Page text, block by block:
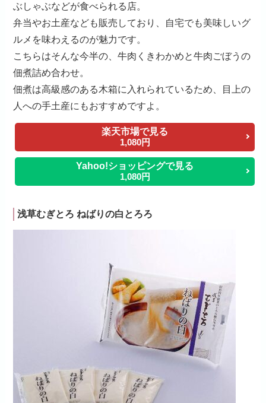
ぶしゃぶなどが食べられる店。
弁当やお土産なども販売しており、自宅でも美味しいグ
ルメを味わえるのが魅力です。
こちらはそんな今半の、牛肉くきわかめと牛肉ごぼうの
佃煮詰め合わせ。
佃煮は高級感のある木箱に入れられているため、目上の
人への手土産にもおすすめですよ。
楽天市場で見る
1,080円
Yahoo!ショッピングで見る
1,080円
浅草むぎとろ ねばりの白とろろ